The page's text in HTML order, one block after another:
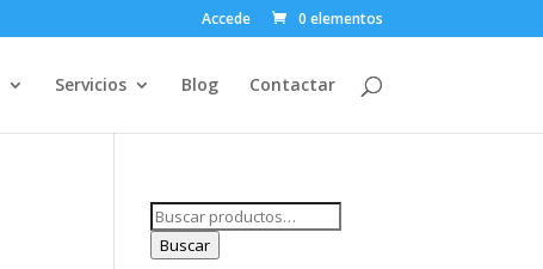
Accede 0 elementos
Servicios Blog Contactar
Buscar
por:
Buscar